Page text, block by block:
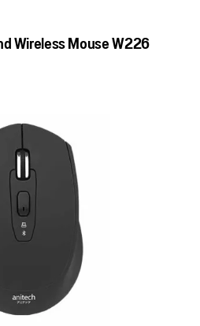
Wireless Mouse W226